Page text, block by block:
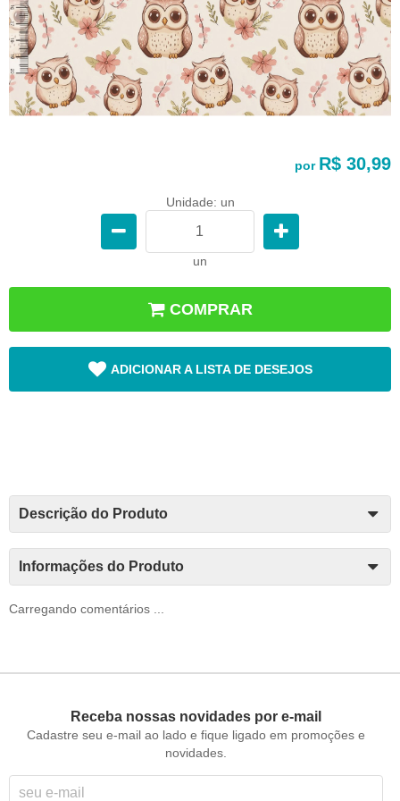
por R$ 30,99
Unidade: un
un
COMPRAR
ADICIONAR A LISTA DE DESEJOS
Descrição do Produto
Informações do Produto
Carregando comentários ...
Receba nossas novidades por e-mail
Cadastre seu e-mail ao lado e fique ligado em promoções e
novidades.